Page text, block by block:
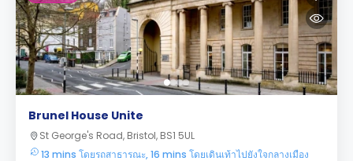
Brunel House Unite
St George's Road, Bristol, BS1 5UL
13 mins โดยรถสาธารณะ, 16 mins โดยเดินเท้าไปยังใจกลางเมือง